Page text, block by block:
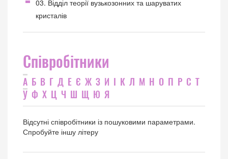
03. Відділ теорії вузькозонних та шаруватих
кристалів
Співробітники
А Б В Г Д Е Є Ж З И І К Л М Н О П Р С Т
У Ф Х Ц Ч Ш Щ Ю Я
Відсутні співробітники із пошуковими параметрами.
Спробуйте іншу літеру